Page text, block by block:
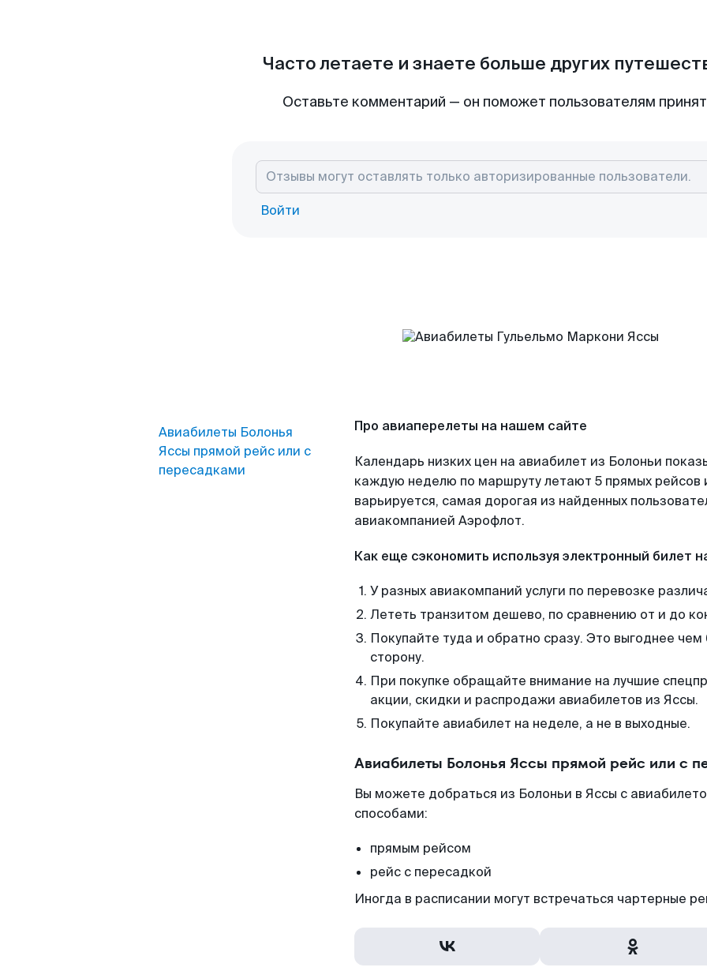
Часто летаете и знаете больше других
Оставьте комментарий — он поможет пользователям
Войти
Авиабилеты Болонья
Яссы прямой рейс или с
пересадками
Про авиаперелеты на нашем сайте
Календарь низких цен на авиабилет из Болоньи
каждую неделю по маршруту летают 5 прямых рейсов
варьируется, самая дорогая из найденных
авиакомпанией Аэрофлот.
Как еще сэкономить используя электронный билет
У разных авиакомпаний услуги по перевозке
Лететь транзитом дешево, по сравнению от и до
Покупайте туда и обратно сразу. Это выгоднее
сторону.
При покупке обращайте внимание на лучшие
акции, скидки и распродажи авиабилетов из Яссы.
Покупайте авиабилет на неделе, а не в выходные.
Авиабилеты Болонья Яссы прямой рейс или с
Вы можете добраться из Болоньи в Яссы с
способами:
прямым рейсом
рейс с пересадкой
Иногда в расписании могут встречаться чартерные